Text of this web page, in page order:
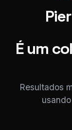
É um
Resultados